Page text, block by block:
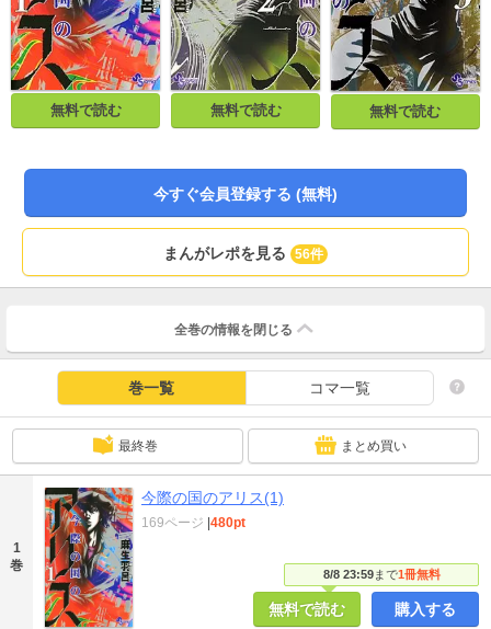
無料で読む 無料で読む 無料で読む
今すぐ会員登録する (無料)
まんがレポを見る 56件
全巻の情報を 閉じる
巻一覧 コマ一覧
最終巻 まとめ買い
1
巻
今際の国のアリス(1)
8/8 23:59まで1冊無料
169ページ 480pt
無料で読む 購入する